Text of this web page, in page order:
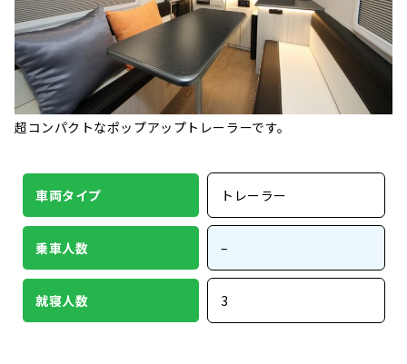
超コンパクトなポップアップトレーラーです。
車両タイプ トレーラー
乗車人数 –
就寝人数 3